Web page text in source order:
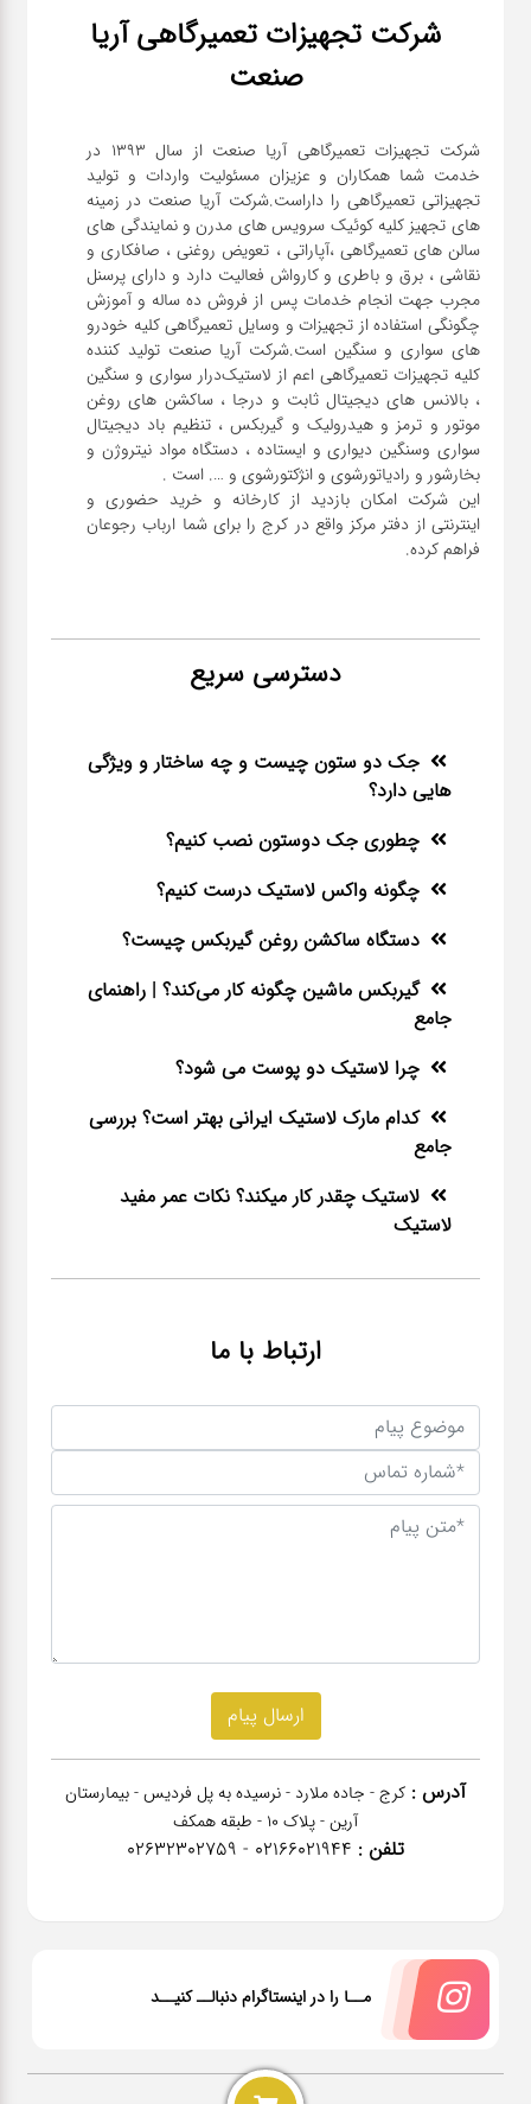
شرکت تجهیزات تعمیرگاهی آریا
صنعت
شرکت تجهیزات تعمیرگاهی آریا صنعت از سال ۱۳۹۳ در
خدمت شما همکاران و عزیزان مسئولیت واردات و تولید
تجهیزاتی تعمیرگاهی را داراست.شرکت آریا صنعت در زمینه
های تجهیز کلیه کوئیک سرویس های مدرن و نمایندگی های
سالن های تعمیرگاهی ،آپاراتی ، تعویض روغنی ، صافکاری و
نقاشی ، برق و باطری و کارواش فعالیت دارد و دارای پرسنل
مجرب جهت انجام خدمات پس از فروش ده ساله و آموزش
چگونگی استفاده از تجهیزات و وسایل تعمیرگاهی کلیه خودرو
های سواری و سنگین است.شرکت آریا صنعت تولید کننده
کلیه تجهیزات تعمیرگاهی اعم از لاستیک‌درار سواری و ‌سنگین
، بالانس های دیجیتال ثابت و درجا ، ساکشن های روغن
موتور و ترمز و هیدرولیک و گیربکس ، تنظیم باد دیجیتال
سواری و‌سنگین دیواری و ایستاده ، دستگاه مواد نیتروژن و
این شرکت امکان بازدید از کارخانه و خرید حضوری و
اینترنتی از دفتر مرکز واقع در کرج را برای شما ارباب رجوعان
فراهم کرده.
دسترسی سریع
جک دو ستون چیست و چه ساختار و ویژگی
هایی دارد؟
چطوری جک دوستون نصب کنیم؟
چگونه واکس لاستیک درست کنیم؟
دستگاه ساکشن روغن گیربکس چیست؟
گیربکس ماشین چگونه کار می‌کند؟ | راهنمای
جامع
چرا لاستیک دو پوست می شود؟
کدام مارک لاستیک ایرانی بهتر است؟ بررسی
جامع
لاستیک چقدر کار میکند؟ نکات عمر مفید
لاستیک
ارتباط با ما
آدرس : کرج - جاده ملارد - نرسیده به پل فردیس - بیمارستان
آرین - پلاک 10 - طبقه همکف
تلفن : 02166021944 - 02632302759
مــا را در اینستاگرام دنبالــ کنیــد